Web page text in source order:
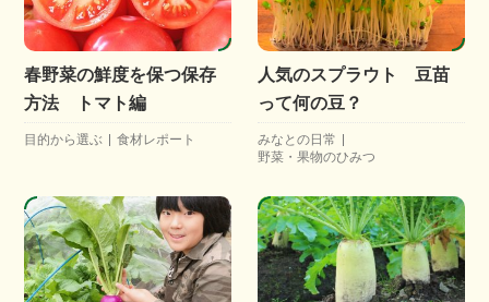
春野菜の鮮度を保つ保存
方法 トマト編
目的から選ぶ 食材レポート
人気のスプラウト 豆苗
って何の豆？
みなとの日常
野菜・果物のひみつ